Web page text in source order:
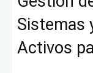
Sistemas
Activos